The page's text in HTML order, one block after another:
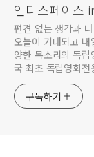
인디스페이스
편견 없는 생각과
오늘이 기대되고
양한 목소리의 독
국 최초 독립영화
구독하기